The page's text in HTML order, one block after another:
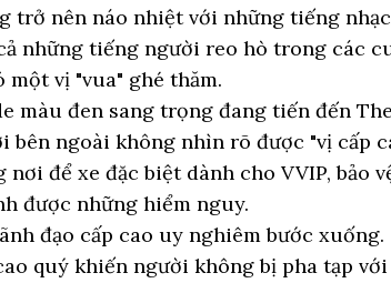
trở nên náo nhiệt với những tiếng
những tiếng người reo hò trong các
một vị "vua" ghé thăm.
màu đen sang trọng đang tiến đến
bên ngoài không nhìn rõ được "vị cấp
để xe đặc biệt dành cho VVIP, bảo
được những hiểm nguy.
đạo cấp cao uy nghiêm bước xuống.
quý khiến người không bị pha tạp